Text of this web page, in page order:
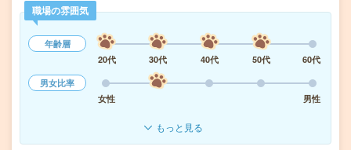
職場の雰囲気
年齢層
20代
30代 40代 50代
60代
男女比率
女性
男性
もっと見る